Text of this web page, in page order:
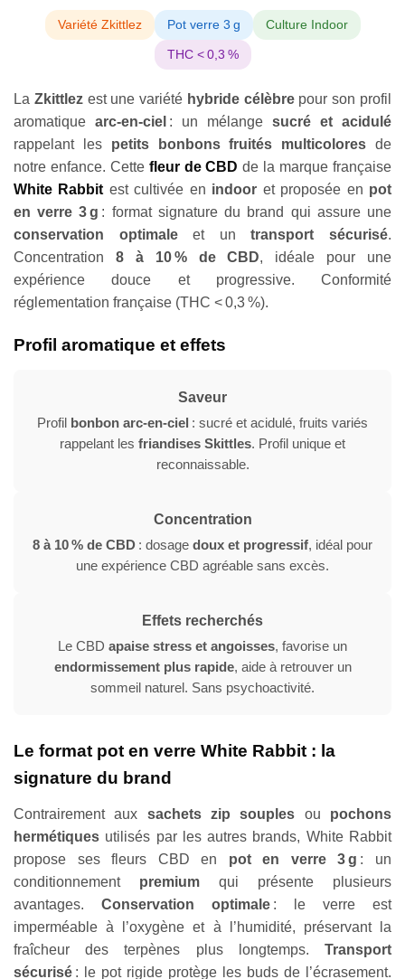
Variété Zkittlez Pot verre 3 g Culture Indoor
THC < 0,3 %
La Zkittlezest une variété hybride célèbrepour son profil
aromatique arc-en-ciel : un mélange sucré et acidulé
rappelant les petits bonbons fruités multicolores de
notre enfance. Cette fleur de CBD de la marque française
White Rabbit est cultivée en indoor et proposée en pot
en verre 3 g : format signature du brand qui assure une
conservation optimaleet untransport sécurisé.
Concentration 8 à 10 % de CBD, idéale pour une
expérience douce et progressive. Conformité
réglementation française (THC < 0,3 %).
Profil aromatique et effets
Saveur
Profil bonbon arc-en-ciel : sucré et acidulé, fruits variés
rappelant les friandises Skittles. Profil unique et
reconnaissable.
Concentration
8 à 10 % de CBD : dosage doux et progressif, idéal pour
une expérience CBD agréable sans excès.
Effets recherchés
Le CBD apaise stress et angoisses, favorise un
endormissement plus rapide, aide à retrouver un
sommeil naturel. Sans psychoactivité.
Le format pot en verre White Rabbit : la
signature du brand
Contrairement aux sachets zip souples ou pochons
hermétiques utilisés par les autres brands, White Rabbit
propose ses fleurs CBD en pot en verre 3 g : un
conditionnement premium qui présente plusieurs
avantages. Conservation optimale : le verre est
imperméable à l’oxygène et à l’humidité, préservant la
fraîcheur des terpènes plus longtemps. Transport
sécurisé : le pot rigide protège les buds de l’écrasement.